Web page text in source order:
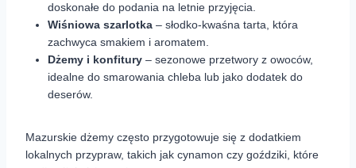
doskonałe do podania na letnie przyjęcia.
Wiśniowa szarlotka – słodko-kwaśna tarta, która
zachwyca smakiem i aromatem.
Dżemy i konfitury – sezonowe przetwory z owoców,
idealne do smarowania chleba lub jako dodatek do
deserów.
Mazurskie dżemy często przygotowuje się z dodatkiem
lokalnych przypraw, takich jak cynamon czy goździki, które